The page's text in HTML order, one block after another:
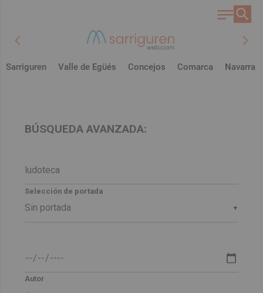
chevron_left chevron_right
Sarriguren Valle de Egüés Concejos Comarca Navarra
BÚSQUEDA AVANZADA:
▼
Selección de portada
Autor